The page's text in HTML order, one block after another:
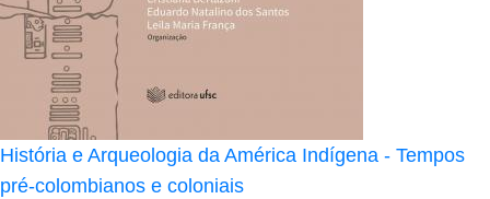
História e Arqueologia da América Indígena - Tempos
pré-colombianos e coloniais